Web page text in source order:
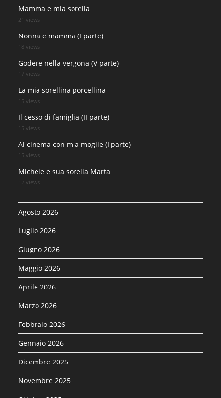
Mamma e mia sorella
21 views
Nonna e mamma (I parte)
18 views
Godere nella vergona (V parte)
17 views
La mia sorellina porcellina
15 views
Il cesso di famiglia (II parte)
15 views
Al cinema con mia moglie (I parte)
15 views
Michele e sua sorella Marta
12 views
Agosto 2026
Luglio 2026
Giugno 2026
Maggio 2026
Aprile 2026
Marzo 2026
Febbraio 2026
Gennaio 2026
Dicembre 2025
Novembre 2025